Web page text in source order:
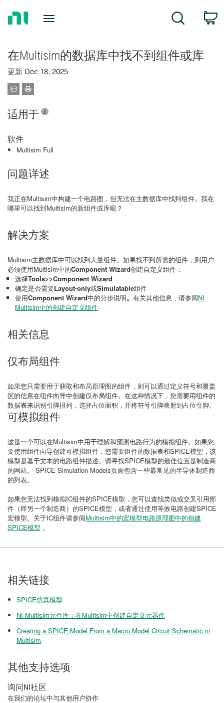
Search
在Multisim的数据库中找不到组件或库
更新 Dec 18, 2025
适用于
软件
Multisim Full
问题详述
我正在Multisim中构建一个电路图，但无法在主数据库中找到组件。我在
哪里可以找到Multisim的新组件或库呢？
解决方案
Multisim主数据库中可以找到大量组件。如果找不到所需的组件，则用户
必须使用Multisim中的Component Wizard创建自定义组件：
选择Tools>>Component Wizard
确定是否需要Layout-only或Simulatable组件
使用Component Wizard中的分步说明。 有关其他信息，请参阅NI
Multisim中的创建自定义组件
相关信息
仅布局组件
如果您只需要用于获取和布局原理图的组件，则可以通过定义符号和覆盖
区的信息在组件向导中创建仅布局组件。在这种情况下，您需要用组件的
数据表来识别引脚排列，选择占位面积，并将符号引脚映射到占位引脚。
可模拟组件
这是一个可以在Multisim中用于理解和预测电路行为的模拟组件。如果您
要使用组件向导创建可模拟组件，您需要组件的数据表和SPICE模型，该
模型是基于文本的电路组件描述。请寻找SPICE模型的最佳位置是制造商
的网站。 SPICE Simulation Models页面包含一些最常见的半导体制造商
的列表。
如果您无法找到模拟IC组件的SPICE模型，您可以查找类似或交叉引用部
件（即另一个制造商）的SPICE模型，或者通过使用等效电路创建SPICE
宏模型。关于IC组件请参阅Multisim中的宏模型电路原理图中的创建
SPICE模型 。
相关链接
SPICE仿真模型
NI Multisim元件库：在Multisim中创建自定义元器件
Creating a SPICE Model From a Macro Model Circuit Schematic in
Multisim
其他支持选项
询问NI社区
在我们的论坛中与其他用户协作